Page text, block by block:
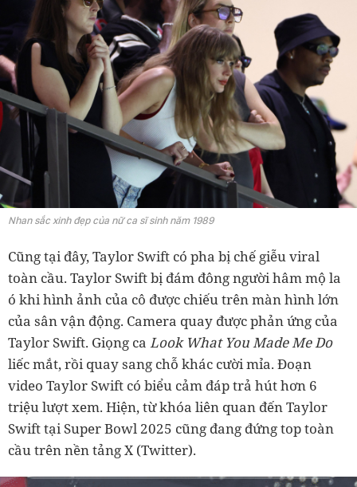
Nhan sắc xinh đẹp của nữ ca sĩ sinh năm 1989
Cũng tại đây, Taylor Swift có pha bị chế giễu viral
toàn cầu. Taylor Swift bị đám đông người hâm mộ la
ó khi hình ảnh của cô được chiếu trên màn hình lớn
của sân vận động. Camera quay được phản ứng của
Taylor Swift. Giọng ca Look What You Made Me Do
liếc mắt, rồi quay sang chỗ khác cười mỉa. Đoạn
video Taylor Swift có biểu cảm đáp trả hút hơn 6
triệu lượt xem. Hiện, từ khóa liên quan đến Taylor
Swift tại Super Bowl 2025 cũng đang đứng top toàn
cầu trên nền tảng X (Twitter).